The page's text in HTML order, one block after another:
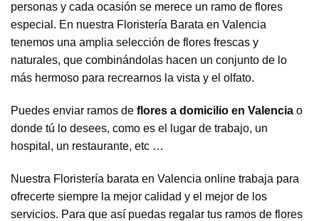
personas y cada ocasión se merece un ramo de flores
especial. En nuestra Floristería Barata en Valencia
tenemos una amplia selección de flores frescas y
naturales, que combinándolas hacen un conjunto de lo
más hermoso para recrearnos la vista y el olfato.
Puedes enviar ramos de flores a domicilio en Valencia o
donde tú lo desees, como es el lugar de trabajo, un
hospital, un restaurante, etc …
Nuestra Floristería barata en Valencia online trabaja para
ofrecerte siempre la mejor calidad y el mejor de los
servicios. Para que así puedas regalar tus ramos de flores